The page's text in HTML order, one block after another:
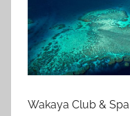
Wakaya Club &